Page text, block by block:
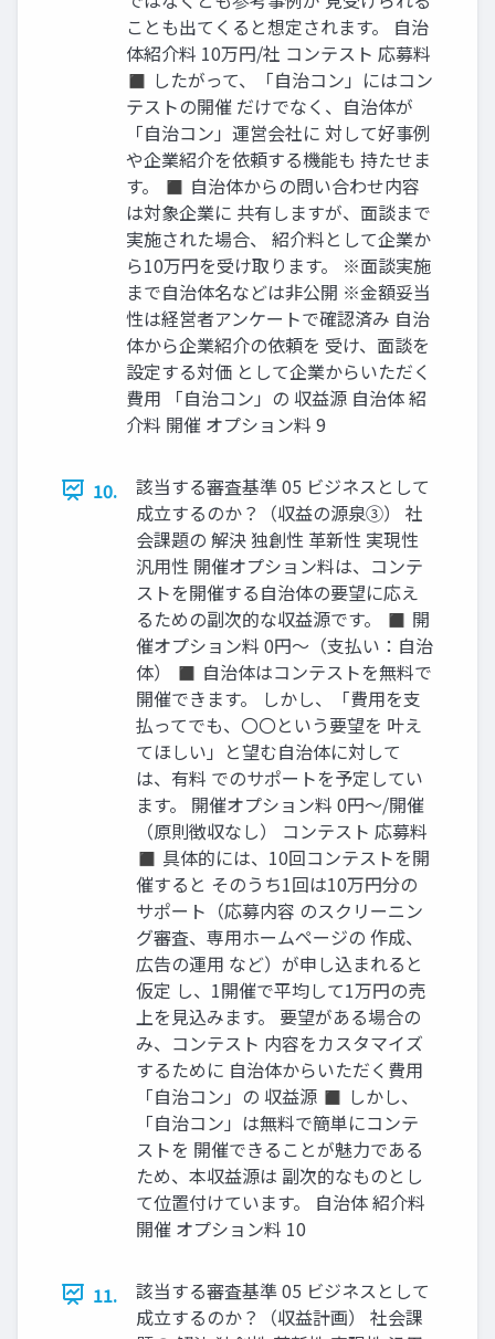
ことも出てくると想定されます。 自治
体紹介料 10万円/社 コンテスト 応募料
◼ したがって、「自治コン」にはコン
テストの開催 だけでなく、自治体が
「自治コン」運営会社に 対して好事例
や企業紹介を依頼する機能も 持たせま
す。 ◼ 自治体からの問い合わせ内容
は対象企業に 共有しますが、面談まで
実施された場合、 紹介料として企業か
ら10万円を受け取ります。 ※面談実施
まで自治体名などは非公開 ※金額妥当
性は経営者アンケートで確認済み 自治
体から企業紹介の依頼を 受け、面談を
設定する対価 として企業からいただく
費用 「自治コン」の 収益源 自治体 紹
介料 開催 オプション料 9
10.
該当する審査基準 05 ビジネスとして
成立するのか？（収益の源泉③） 社
会課題の 解決 独創性 革新性 実現性
汎用性 開催オプション料は、コンテ
ストを開催する自治体の要望に応え
るための副次的な収益源です。 ◼ 開
催オプション料 0円～（支払い：自治
体） ◼ 自治体はコンテストを無料で
開催できます。 しかし、「費用を支
払ってでも、〇〇という要望を 叶え
てほしい」と望む自治体に対して
は、有料 でのサポートを予定してい
ます。 開催オプション料 0円～/開催
（原則徴収なし） コンテスト 応募料
◼ 具体的には、10回コンテストを開
催すると そのうち1回は10万円分の
サポート（応募内容 のスクリーニン
グ審査、専用ホームページの 作成、
広告の運用 など）が申し込まれると
仮定 し、1開催で平均して1万円の売
上を見込みます。 要望がある場合の
み、コンテスト 内容をカスタマイズ
するために 自治体からいただく費用
「自治コン」の 収益源 ◼ しかし、
「自治コン」は無料で簡単にコンテ
ストを 開催できることが魅力である
ため、本収益源は 副次的なものとし
て位置付けています。 自治体 紹介料
開催 オプション料 10
11.
該当する審査基準 05 ビジネスとして
成立するのか？（収益計画） 社会課